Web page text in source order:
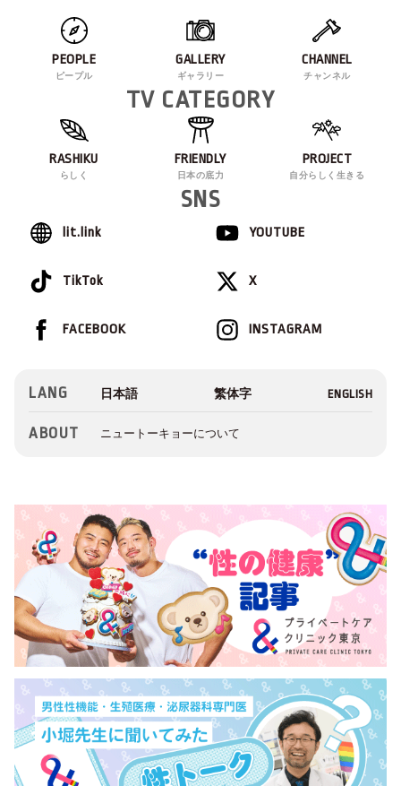
PEOPLE
ピープル
GALLERY
ギャラリー
CHANNEL
チャンネル
TV CATEGORY
RASHIKU
らしく
FRIENDLY
日本の底力
PROJECT
自分らしく生きる
SNS
lit.link YOUTUBE
TikTok X
INSTAGRAM
FACEBOOK
LANG
ABOUT ニュートーキョーについて